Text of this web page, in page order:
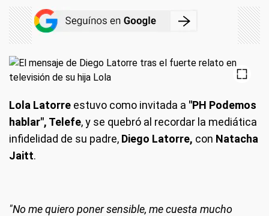
Lola Latorre estuvo como invitada a "PH Podemos
hablar", Telefe, y se quebró al recordar la mediática
infidelidad de su padre, Diego Latorre, con Natacha
Jaitt.
"No me quiero poner sensible, me cuesta mucho